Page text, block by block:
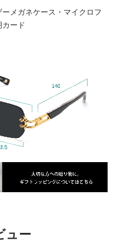
メガネケース・マイクロフ
カード
ュー